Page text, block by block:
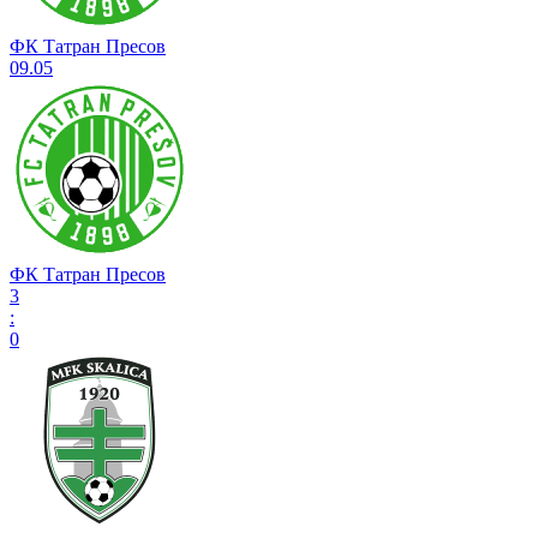
ФК Татран Пресов
09.05
ФК Татран Пресов
3
:
0